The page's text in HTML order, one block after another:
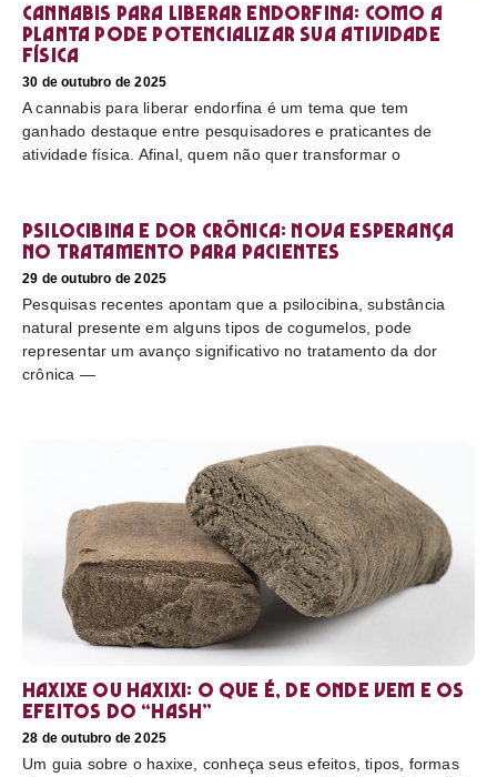
Cannabis para liberar endorfina: como a
planta pode potencializar sua atividade
física
30 de outubro de 2025
A cannabis para liberar endorfina é um tema que tem
ganhado destaque entre pesquisadores e praticantes de
atividade física. Afinal, quem não quer transformar o
Psilocibina e dor crônica: nova esperança
no tratamento para pacientes
29 de outubro de 2025
Pesquisas recentes apontam que a psilocibina, substância
natural presente em alguns tipos de cogumelos, pode
representar um avanço significativo no tratamento da dor
crônica —
Haxixe ou Haxixi: o que é, de onde vem e os
efeitos do “hash”
28 de outubro de 2025
Um guia sobre o haxixe, conheça seus efeitos, tipos, formas